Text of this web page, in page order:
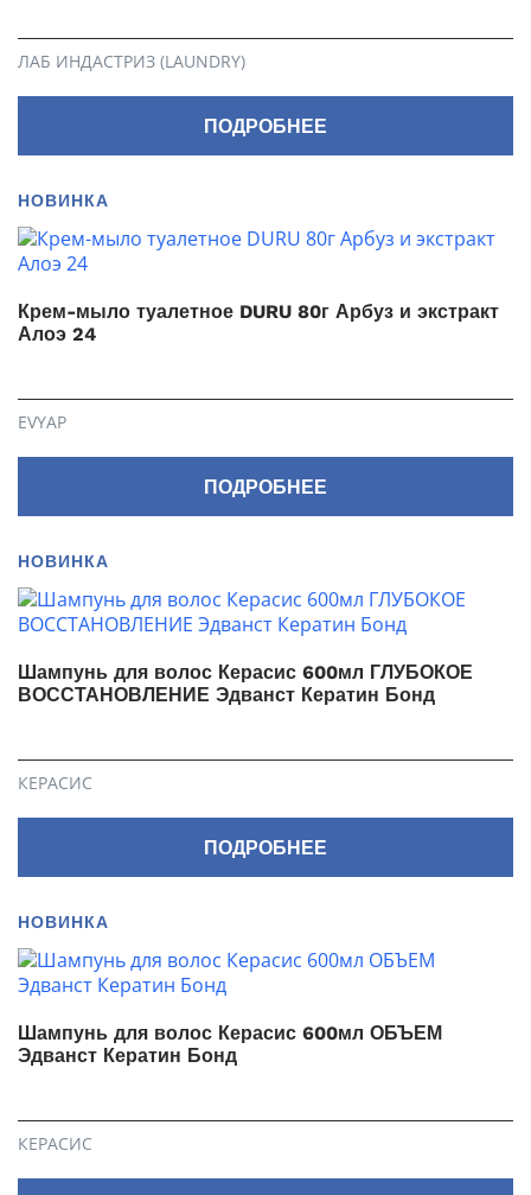
ЛАБ ИНДАСТРИЗ (LAUNDRY)
ПОДРОБНЕЕ
НОВИНКА
Крем-мыло туалетное DURU 80г Арбуз и экстракт
Алоэ 24
EVYAP
ПОДРОБНЕЕ
НОВИНКА
Шампунь для волос Керасис 600мл ГЛУБОКОЕ
ВОССТАНОВЛЕНИЕ Эдванст Кератин Бонд
КЕРАСИС
ПОДРОБНЕЕ
НОВИНКА
Шампунь для волос Керасис 600мл ОБЪЕМ
Эдванст Кератин Бонд
КЕРАСИС